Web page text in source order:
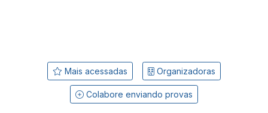
Mais acessadas Organizadoras
Colabore enviando provas